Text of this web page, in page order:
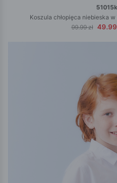
Koszula chłopięca niebieska
99.99 zł 49.99